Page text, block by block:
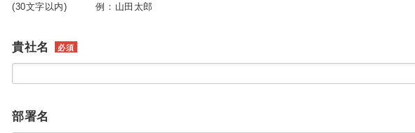
(30文字以内) 例：山田太郎
貴社名 必須
部署名